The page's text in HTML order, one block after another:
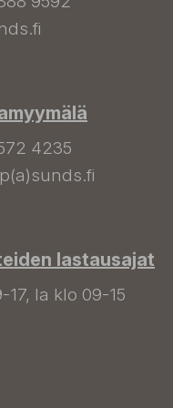
4235
lastausajat
17, la klo 09-15